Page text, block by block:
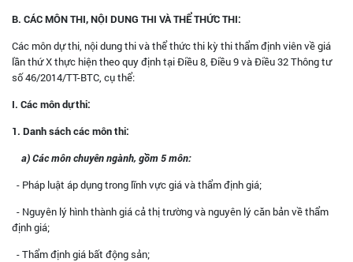
B. CÁC MÔN THI, NỘI DUNG THI VÀ THỂ THỨC THI:
Các môn dự thi, nội dung thi và thể thức thi kỳ thi thẩm định viên về giá
lần thứ X thực hiện theo quy định tại Điều 8, Điều 9 và Điều 32 Thông tư
số 46/2014/TT-BTC, cụ thể:
I. Các môn dự thi:
1. Danh sách các môn thi:
a) Các môn chuyên ngành, gồm 5 môn:
- Pháp luật áp dụng trong lĩnh vực giá và thẩm định giá;
- Nguyên lý hình thành giá cả thị trường và nguyên lý căn bản về thẩm
định giá;
- Thẩm định giá bất động sản;